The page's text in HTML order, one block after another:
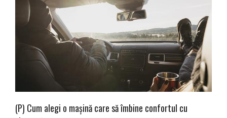
(P) Cum alegi o mașină care să îmbine confortul cu